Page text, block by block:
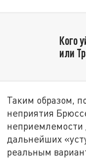
Кого
или
Таким образом,
неприятия
дальнейших
реальным